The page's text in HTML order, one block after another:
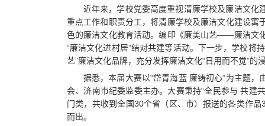
近年来，学校党委高度重视清廉学校及廉洁文化
重点工作和职责分工，将清廉学校及廉洁文化建设
色的廉洁文化教育活动。编印《廉美山艺——廉洁文
“廉洁文化进村居”结对共建等活动。下一步，学校将
艺”廉洁文化品牌，充分发挥廉洁文化“日用而不觉”
据悉，本届大赛以“岱青海蓝 廉铸初心”为主题
会、济南市纪委监委主办。大赛秉持“全民参与 共建
门类，共收到全国30个省（区、市）报送的各类作
而出。